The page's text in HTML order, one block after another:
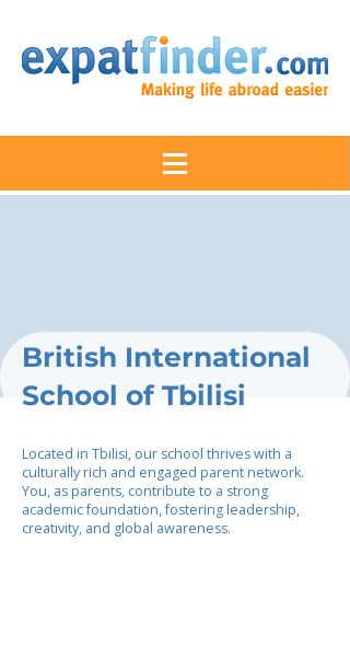
British International
School of Tbilisi
Located in Tbilisi, our school thrives with a
culturally rich and engaged parent network.
You, as parents, contribute to a strong
academic foundation, fostering leadership,
creativity, and global awareness.